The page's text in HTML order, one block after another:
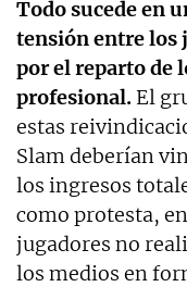
Todo sucede en
tensión entre los
por el reparto de
profesional. El
estas
Slam deberían
los ingresos
como protesta,
jugadores no
los medios en